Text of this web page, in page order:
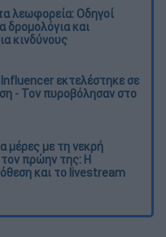
λεωφορεία: Οδηγοί
δρομολόγια και
κινδύνους
εκτελέστηκε σε
- Τον πυροβόλησαν στο
μέρες με τη νεκρή
πρώην της: Η
και το livestream